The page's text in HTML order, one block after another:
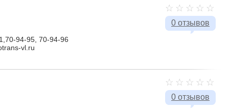
0 отзывов
94-95, 70-94-96
vl.ru
0 отзывов